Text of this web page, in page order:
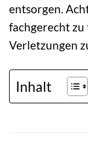
entsorgen.
fachgerecht
Verletzungen
Inhalt